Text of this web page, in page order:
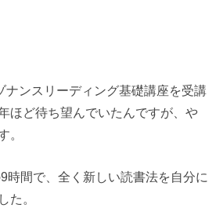
ナンスリーディング基礎講座を受講
ほど待ち望んでいたんですが、や
。
時間で、全く新しい読書法を自分に
た。